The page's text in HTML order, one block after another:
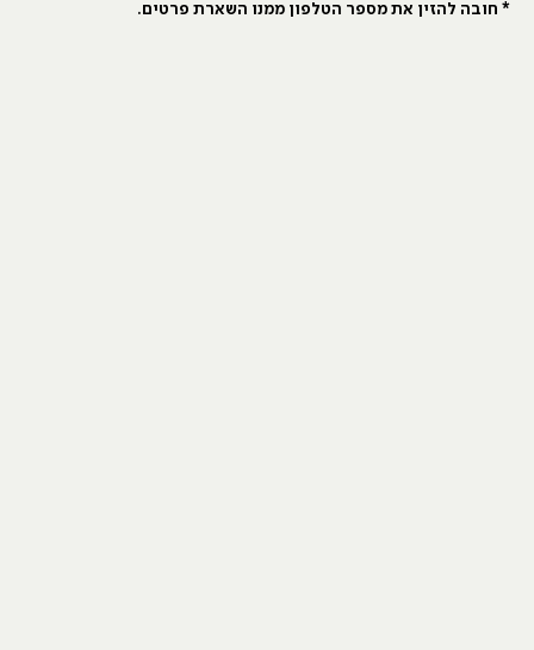
* חובה להזין את מספר הטלפון ממנו השארת פרטים.